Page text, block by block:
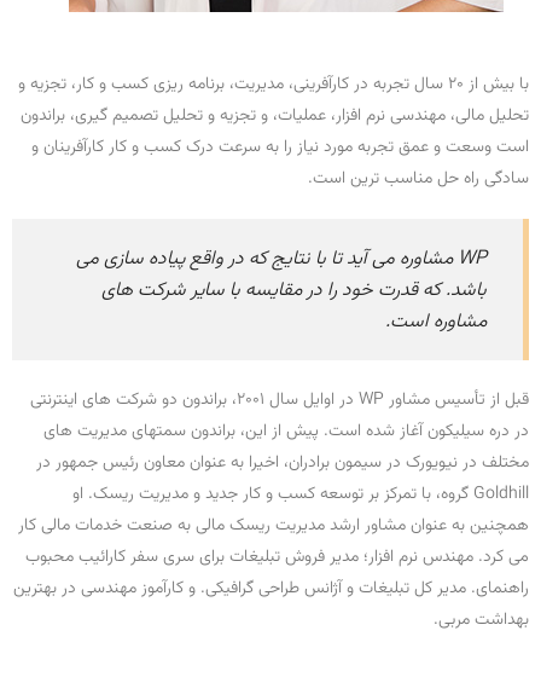
با بیش از 20 سال تجربه در کارآفرینی، مدیریت، برنامه ریزی کسب و کار، تجزیه و
تحلیل مالی، مهندسی نرم افزار، عملیات، و تجزیه و تحلیل تصمیم گیری، براندون
است وسعت و عمق تجربه مورد نیاز را به سرعت درک کسب و کار کارآفرینان و
سادگی راه حل مناسب ترین است.
WP مشاوره می آید تا با نتایج که در واقع پیاده سازی می
باشد. که قدرت خود را در مقایسه با سایر شرکت های
مشاوره است.
قبل از تأسیس مشاور WP در اوایل سال 2001، براندون دو شرکت های اینترنتی
در دره سیلیکون آغاز شده است. پیش از این، براندون سمتهای مدیریت های
مختلف در نیویورک در سیمون برادران، اخیرا به عنوان معاون رئیس جمهور در
Goldhill گروه، با تمرکز بر توسعه کسب و کار جدید و مدیریت ریسک. او
همچنین به عنوان مشاور ارشد مدیریت ریسک مالی به صنعت خدمات مالی کار
می کرد. مهندس نرم افزار؛ مدیر فروش تبلیغات برای سری سفر کارائیب محبوب
راهنمای. مدیر کل تبلیغات و آژانس طراحی گرافیکی. و کارآموز مهندسی در بهترین
بهداشت مربی.